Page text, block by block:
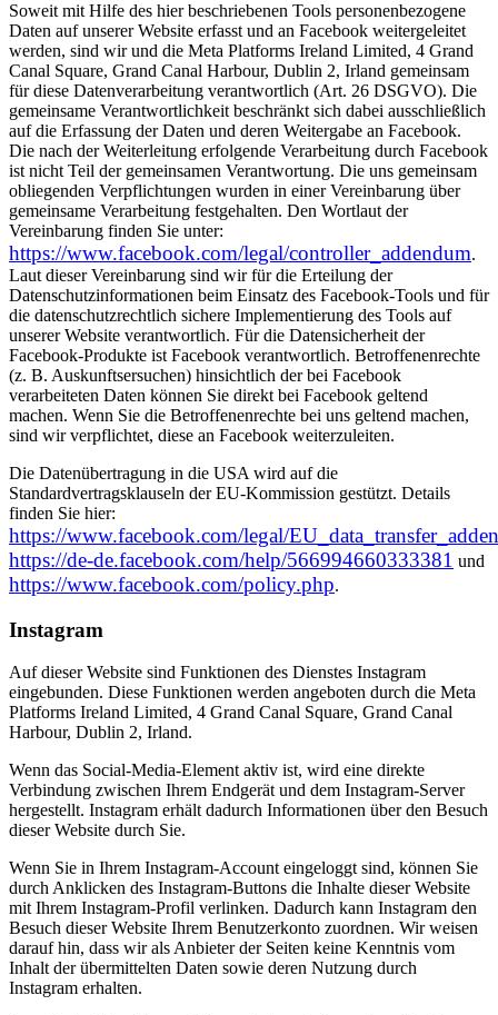
Soweit mit Hilfe des hier beschriebenen Tools personenbezogene
Daten auf unserer Website erfasst und an Facebook weitergeleitet
werden, sind wir und die Meta Platforms Ireland Limited, 4 Grand
Canal Square, Grand Canal Harbour, Dublin 2, Irland gemeinsam
für diese Datenverarbeitung verantwortlich (Art. 26 DSGVO). Die
gemeinsame Verantwortlichkeit beschränkt sich dabei ausschließlich
auf die Erfassung der Daten und deren Weitergabe an Facebook.
Die nach der Weiterleitung erfolgende Verarbeitung durch Facebook
ist nicht Teil der gemeinsamen Verantwortung. Die uns gemeinsam
obliegenden Verpflichtungen wurden in einer Vereinbarung über
gemeinsame Verarbeitung festgehalten. Den Wortlaut der
Vereinbarung finden Sie unter:
https://www.facebook.com/legal/controller_addendum.
Laut dieser Vereinbarung sind wir für die Erteilung der
Datenschutzinformationen beim Einsatz des Facebook-Tools und für
die datenschutzrechtlich sichere Implementierung des Tools auf
unserer Website verantwortlich. Für die Datensicherheit der
Facebook-Produkte ist Facebook verantwortlich. Betroffenenrechte
(z. B. Auskunftsersuchen) hinsichtlich der bei Facebook
verarbeiteten Daten können Sie direkt bei Facebook geltend
machen. Wenn Sie die Betroffenenrechte bei uns geltend machen,
sind wir verpflichtet, diese an Facebook weiterzuleiten.
Die Datenübertragung in die USA wird auf die
Standardvertragsklauseln der EU-Kommission gestützt. Details
finden Sie hier:
https://www.facebook.com/legal/
https://de-de.facebook.com/help/566994660333381 und
https://www.facebook.com/policy.php.
Instagram
Auf dieser Website sind Funktionen des Dienstes Instagram
eingebunden. Diese Funktionen werden angeboten durch die Meta
Platforms Ireland Limited, 4 Grand Canal Square, Grand Canal
Harbour, Dublin 2, Irland.
Wenn das Social-Media-Element aktiv ist, wird eine direkte
Verbindung zwischen Ihrem Endgerät und dem Instagram-Server
hergestellt. Instagram erhält dadurch Informationen über den Besuch
dieser Website durch Sie.
Wenn Sie in Ihrem Instagram-Account eingeloggt sind, können Sie
durch Anklicken des Instagram-Buttons die Inhalte dieser Website
mit Ihrem Instagram-Profil verlinken. Dadurch kann Instagram den
Besuch dieser Website Ihrem Benutzerkonto zuordnen. Wir weisen
darauf hin, dass wir als Anbieter der Seiten keine Kenntnis vom
Inhalt der übermittelten Daten sowie deren Nutzung durch
Instagram erhalten.